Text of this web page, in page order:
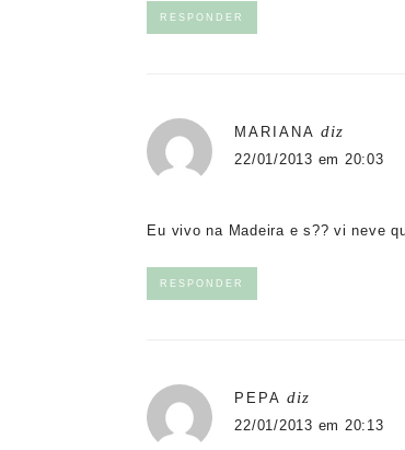
RESPONDER
MARIANA diz
22/01/2013 em 20:03
Eu vivo na Madeira e s?? vi neve
RESPONDER
PEPA diz
22/01/2013 em 20:13